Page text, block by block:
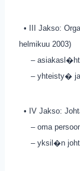
• III Jakso:
helmikuu 2003)
–
– yhteisty� ja
• IV Jakso:
– oma
– yksil�n